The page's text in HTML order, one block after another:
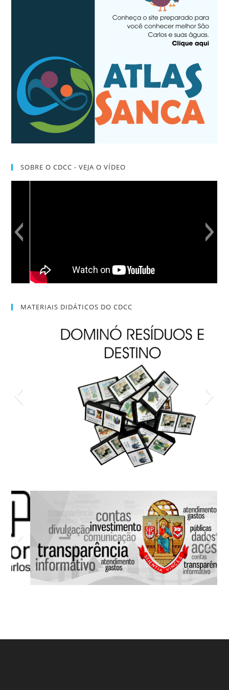
SOBRE O CDCC - VEJA O VÍDEO
MATERIAIS DIDÁTICOS DO CDCC